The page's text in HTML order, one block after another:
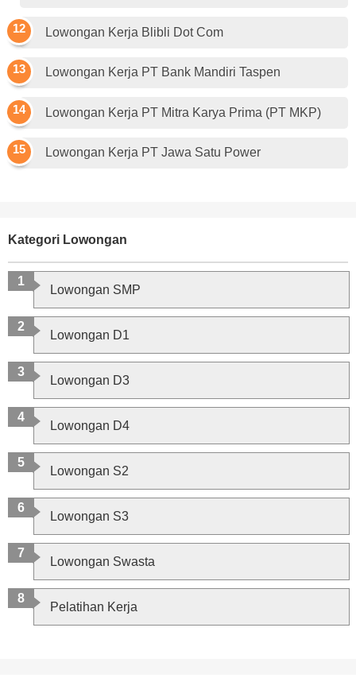
Lowongan Kerja Blibli Dot Com
Lowongan Kerja PT Bank Mandiri Taspen
Lowongan Kerja PT Mitra Karya Prima (PT MKP)
Lowongan Kerja PT Jawa Satu Power
Kategori Lowongan
Lowongan SMP
Lowongan D1
Lowongan D3
Lowongan D4
Lowongan S2
Lowongan S3
Lowongan Swasta
Pelatihan Kerja